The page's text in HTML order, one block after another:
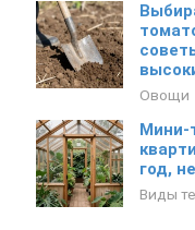
Овощи
Мини-
год,
Виды